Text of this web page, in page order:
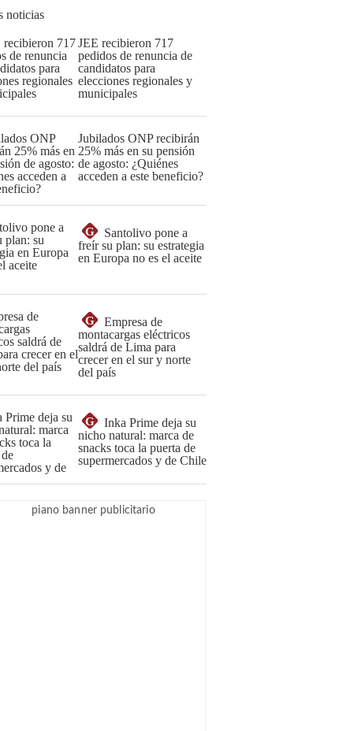
noticias
JEE recibieron 717
pedidos de renuncia de
candidatos para
elecciones regionales y
municipales
Jubilados ONP recibirán
25% más en su pensión
de agosto: ¿Quiénes
acceden a este beneficio?
G
Santolivo pone a
freír su plan: su estrategia
en Europa no es el aceite
G
Empresa de
montacargas eléctricos
saldrá de Lima para
crecer en el sur y norte
del país
G
Inka Prime deja su
nicho natural: marca de
snacks toca la puerta de
supermercados y de Chile